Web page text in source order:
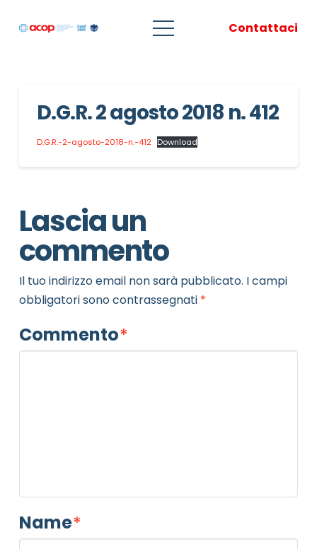
Contattaci
D.G.R. 2 agosto 2018 n. 412
D.G.R.-2-agosto-2018-n.-412 Download
Lascia un
commento
Il tuo indirizzo email non sarà pubblicato. I campi
obbligatori sono contrassegnati *
Commento*
Name*